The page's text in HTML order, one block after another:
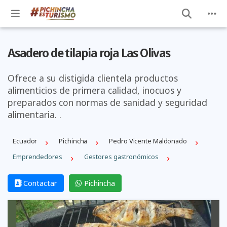
Asadero de tilapia roja Las Olivas
Ofrece a su distigida clientela productos
alimenticios de primera calidad, inocuos y
preparados con normas de sanidad y seguridad
alimentaria. .
Ecuador Pichincha
Pedro Vicente Maldonado
Emprendedores
Gestores gastronómicos
Contactar Pichincha